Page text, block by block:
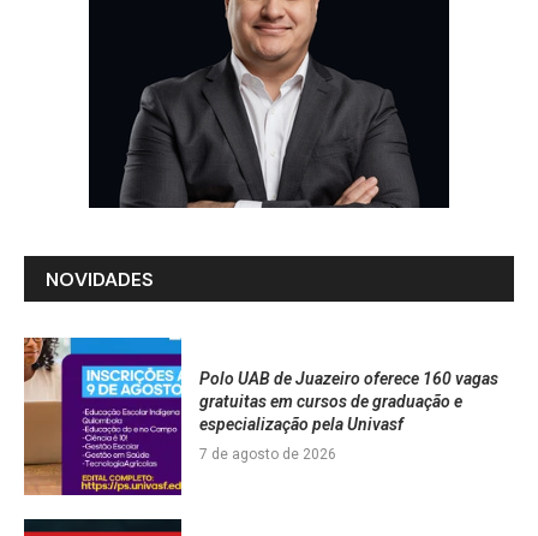
NOVIDADES
Polo UAB de Juazeiro oferece 160 vagas
gratuitas em cursos de graduação e
especialização pela Univasf
7 de agosto de 2026